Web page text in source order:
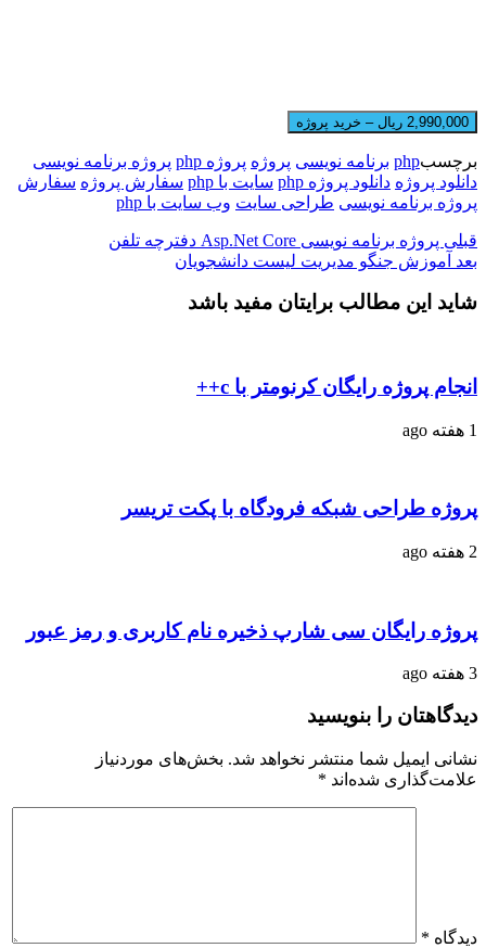
2,990,000 ریال – خرید پروژه
برچسبphp برنامه نویسی پروژه پروژه php
پروژه برنامه نویسی
دانلود پروژه دانلود پروژه php سایت با php سفارش پروژه سفارش
پروژه برنامه نویسی طراحی سایت وب سایت با php
قبلی پروژه برنامه نویسی Asp.Net Core دفترچه تلفن
بعد آموزش جنگو مدیریت لیست دانشجویان
شاید این مطالب برایتان مفید باشد
انجام پروژه رایگان کرنومتر با c++
1 هفته ago
پروژه طراحی شبکه فرودگاه با پکت تریسر
2 هفته ago
پروژه رایگان سی شارپ ذخیره نام کاربری و رمز عبور
3 هفته ago
دیدگاهتان را بنویسید
نشانی ایمیل شما منتشر نخواهد شد. بخش‌های موردنیاز
علامت‌گذاری شده‌اند *
دیدگاه *